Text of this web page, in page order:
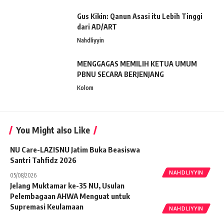
Gus Kikin: Qanun Asasi itu Lebih Tinggi
dari AD/ART
Nahdliyyin
MENGGAGAS MEMILIH KETUA UMUM
PBNU SECARA BERJENJANG
Kolom
You Might also Like
NAHDLIYYIN
NU Care-LAZISNU Jatim Buka Beasiswa
Santri Tahfidz 2026
05/08/2026
NAHDLIYYIN
Jelang Muktamar ke-35 NU, Usulan
Pelembagaan AHWA Menguat untuk
Supremasi Keulamaan